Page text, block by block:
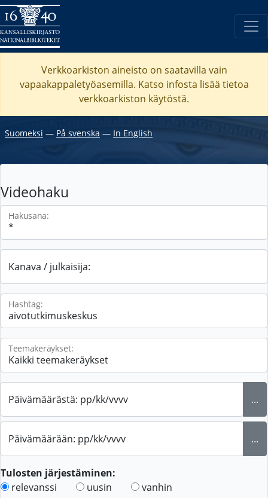
Verkkoarkiston aineisto on saatavilla vain
vapaakappaletyöasemilla. Katso infosta lisää tietoa
verkkoarkiston käytöstä.
Suomeksi ― På svenska ― In English
Videohaku
Hakusana:
Kanava / julkaisija:
Hashtag:
Teemakeräykset:
Päivämäärästä: pp/kk/vvvv ...
Päivämäärään: pp/kk/vvvv ...
Tulosten järjestäminen:
relevanssi
uusin vanhin